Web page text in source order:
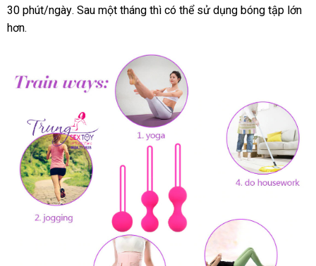
độngLoan
lý
30 phút/ngàygiá
. Sau một tháng vận
thì lớn
có thể sử dụng bóng tập lớn
hơn.